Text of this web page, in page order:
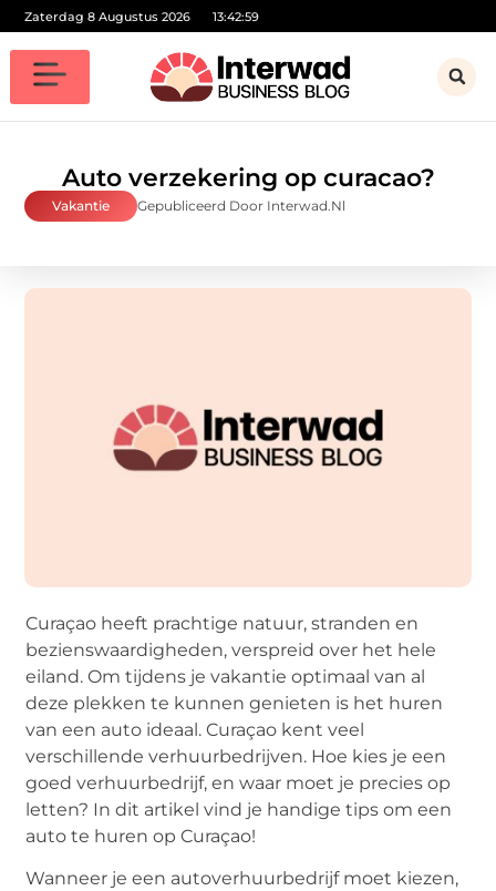
Zaterdag 8 Augustus 2026 13:43:00
Auto verzekering op curacao?
Vakantie Gepubliceerd Door Interwad.nl
Curaçao heeft prachtige natuur, stranden en
bezienswaardigheden, verspreid over het hele
eiland. Om tijdens je vakantie optimaal van al
deze plekken te kunnen genieten is het huren
van een auto ideaal. Curaçao kent veel
verschillende verhuurbedrijven. Hoe kies je een
goed verhuurbedrijf, en waar moet je precies op
letten? In dit artikel vind je handige tips om een
auto te huren op Curaçao!
Wanneer je een autoverhuurbedrijf moet kiezen,